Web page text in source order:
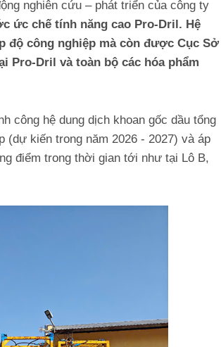
nghiên cứu – phát triển của công ty
ức chế tính năng cao Pro-Dril. Hệ
độ công nghiệp mà còn được Cục Sở
Pro-Dril và toàn bộ các hóa phẩm
công hệ dung dịch khoan gốc dầu tổng
(dự kiến trong năm 2026 - 2027) và áp
điểm trong thời gian tới như tại Lô B,